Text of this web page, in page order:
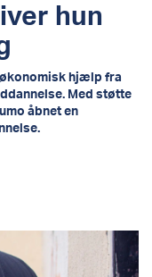
hun
hjælp fra
Med støtte
åbnet en